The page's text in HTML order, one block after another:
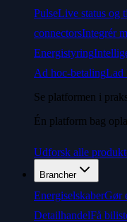
PulseLive status og
connectorsIntegrér
Energistyring
Ad hoc-betalingLad
Se platformen i
Én platform bag
Udforsk alle
Brancher
EnergiselskaberGør
DetailhandelFå